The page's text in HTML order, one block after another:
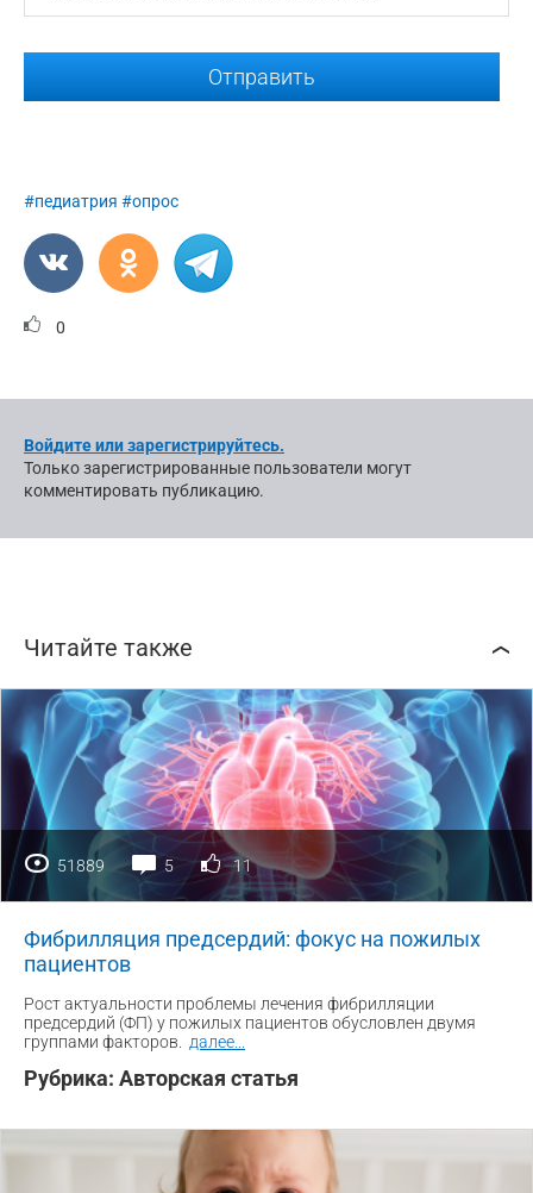
Отправить
#педиатрия #опрос
0
Войдите или зарегистрируйтесь.
Только зарегистрированные пользователи могут
комментировать публикацию.
Читайте также
51889 5 11
Фибрилляция предсердий: фокус на пожилых
пациентов
Рост актуальности проблемы лечения фибрилляции
предсердий (ФП) у пожилых пациентов обусловлен двумя
группами факторов.
далее
Рубрика: Авторская статья